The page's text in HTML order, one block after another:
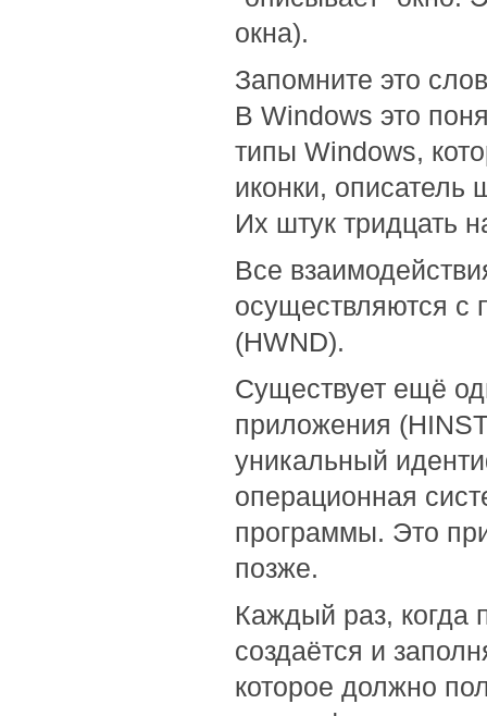
окна).
Запомните это
В Windows это
типы Windows,
иконки,
Их штук тридцать
Все
осуществляются с
(HWND).
Существует ещё
приложения
уникальный
операционная
программы. Это
позже.
Каждый раз, когда
создаётся и
которое должно